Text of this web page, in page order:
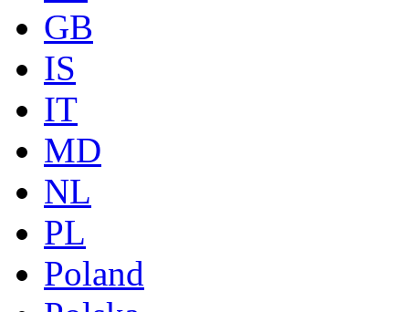
GB
IS
IT
MD
NL
PL
Poland